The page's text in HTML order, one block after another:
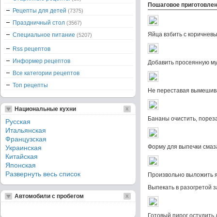
Пошаговое
Яйца взбить с
Добавить просеянную
Не переставая
Бананы очистить,
Форму для выпечки
Произвольно выложить
Выпекать в разогретой
Готовый пирог
Рецепты для детей (7375)
Праздничный стол (3567)
Специальное питание (5207)
Rss рецептов
Информер рецептов
Все категории рецептов
Топ рецепты
Национальные кухни
Русская
Итальянская
Французская
Украинская
Китайская
Японская
Развернуть весь список
Автомобили с пробегом